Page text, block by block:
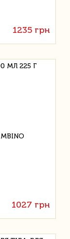
1235 грн
МЛ 225 Г
1027 грн